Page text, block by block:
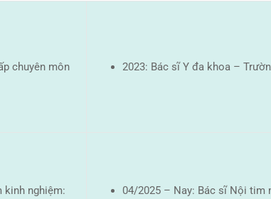
chuyên môn 2023: Bác sĩ Y đa khoa –
kinh nghiệm:
04/2025 – Nay: Bác sĩ Nội tim